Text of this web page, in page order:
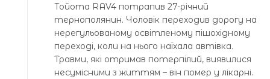
Тойота RAV4 потрапив 27-річний
тернополянин. Чоловік переходив дорогу на
нерегульованому освітленому пішохідному
переході, коли на нього наїхала автівка.
Травми, які отримав потерпілий, виявилися
несумісними з життям – він помер у лікарні.